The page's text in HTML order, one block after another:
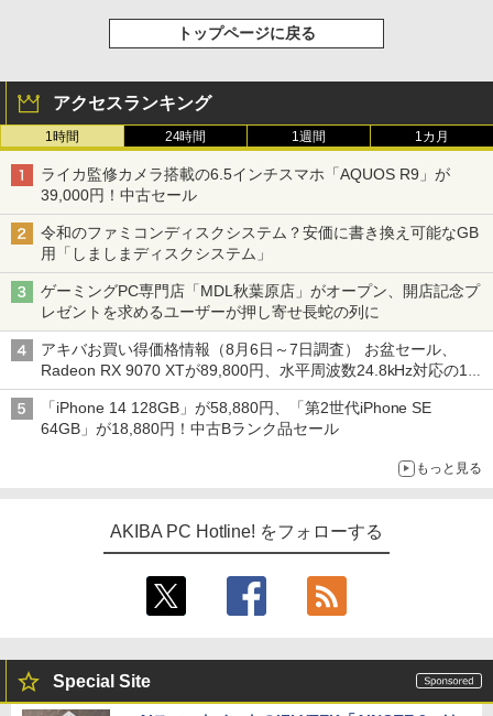
トップページに戻る
アクセスランキング
1時間 24時間 1週間 1カ月
ライカ監修カメラ搭載の6.5インチスマホ「AQUOS R9」が
39,000円！中古セール
令和のファミコンディスクシステム？安価に書き換え可能なGB
用「しましまディスクシステム」
ゲーミングPC専門店「MDL秋葉原店」がオープン、開店記念プ
レゼントを求めるユーザーが押し寄せ長蛇の列に
アキバお買い得価格情報（8月6日～7日調査） お盆セール、
Radeon RX 9070 XTが89,800円、水平周波数24.8kHz対応の17
型モニターが9,801円、暑さ指数連動セール ほか
「iPhone 14 128GB」が58,880円、「第2世代iPhone SE
64GB」が18,880円！中古Bランク品セール
もっと見る
AKIBA PC Hotline! をフォローする
Special Site